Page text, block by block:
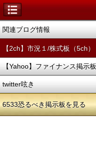
関連ブログ情報
【2ch】市況１/株式板（5ch）
【Yahoo】ファイナンス掲示板
twitter呟き
6533恐るべき掲示板を見る